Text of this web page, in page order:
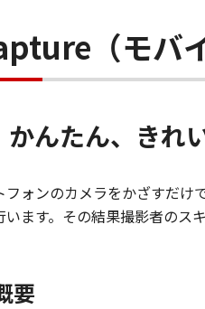
（モバ
かんたん、きれ
ォンのカメラをかざすだ
います。その結果撮影者の
要